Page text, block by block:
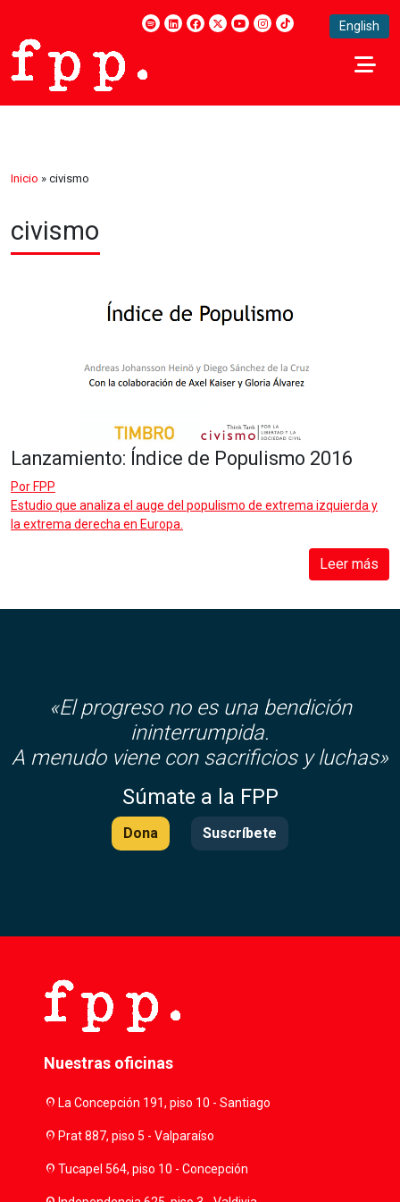
English
Inicio » civismo
civismo
Lanzamiento: Índice de Populismo 2016
Por FPP
Estudio que analiza el auge del populismo de extrema izquierda y
la extrema derecha en Europa.
Leer más
«El progreso no es una bendición
ininterrumpida.
A menudo viene con sacrificios y luchas»
Súmate a la FPP
Dona Suscríbete
Nuestras oficinas
location_onLa Concepción 191, piso 10 - Santiago
location_onPrat 887, piso 5 - Valparaíso
location_onTucapel 564, piso 10 - Concepción